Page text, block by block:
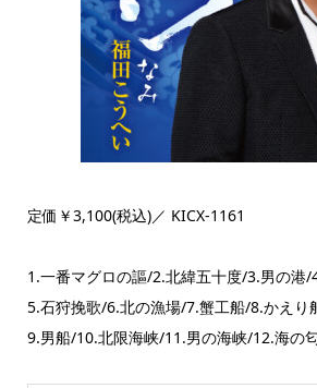
定価￥3,100(税込)／ KICX-1161
1.一番マグロの謳/2.北緯五十度/3.男の港/
5.石狩挽歌/6.北の漁場/7.蟹工船/8.かえり
9.男船/10.北限海峡/11.男の海峡/12.海の